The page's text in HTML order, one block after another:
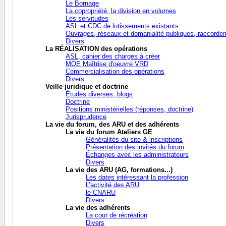
Le Bornage
La copropriété, la division en volumes
Les servitudes
ASL et CDC de lotissements existants
Ouvrages, réseaux et domanialité publiques,
Divers
La RÉALISATION des opérations
ASL, cahier des charges à créer
MOE Maîtrise d'oeuvre VRD
Commercialisation des opérations
Divers
Veille juridique et doctrine
Études diverses, blogs
Doctrine
Positions ministérielles (réponses, doctrine)
Jurisprudence
La vie du forum, des ARU et des adhérents
La vie du forum Ateliers GE
Généralités du site & inscriptions
Présentation des invités du forum
Échanges avec les administrateurs
Divers
La vie des ARU (AG, formations...)
Les dates intéressant la profession
L’activité des ARU
le CNARU
Divers
La vie des adhérents
La cour de récréation
Divers